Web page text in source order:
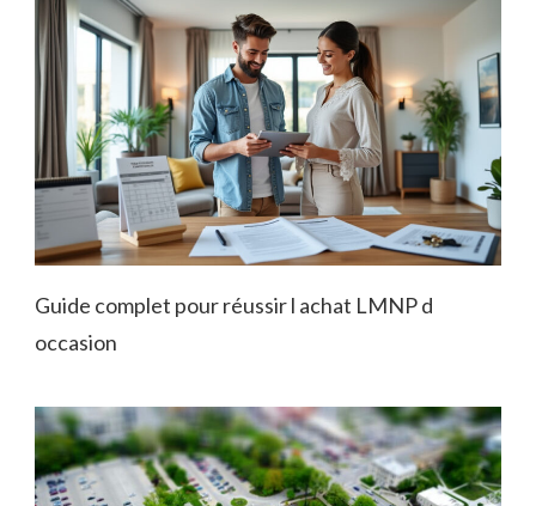
Guide complet pour réussir l achat LMNP d
occasion